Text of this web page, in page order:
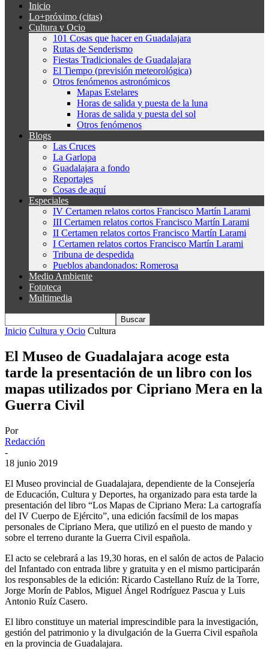
Inicio
Lo+próximo (citas)
Cultura y Ocio
101 Cosas que hacer en Guadalajara
Rutas de Senderismo
Fiestas Tradicionales de Guadalajara
El Tiempo (previsión meteorológica)
Otros fenómenos astronómicos
Mapas Estelares
Horas de salida y puesta de la luna
Horas de salida y puesta del sol
Otros fenómenos
Blogs
Las Cruces
La Garlopa
Guadalajara a fondo
Reportajes
Cosas de aquí
Especiales
IV Certamen relatos cortos Francisco Martín Larami
III Certamen relatos cortos Francisco Martín Larami
II Certamen relatos cortos Francisco Martín Larami
I Certamen relatos cortos Francisco Martín Larami
Tribuna de despedida
Pueblos abandonados: Romerosa
Medio Ambiente
Fototeca
Multimedia
Inicio Cultura y Ocio Cultura
El Museo de Guadalajara acoge esta
tarde la presentación de un libro con los
mapas utilizados por Cipriano Mera en la
Guerra Civil
Por
Redacción
-
18 junio 2019
El Museo provincial de Guadalajara, dependiente de la Consejería
de Educación, Cultura y Deportes, ha organizado para esta tarde la
presentación del libro “Los Mapas de Cipriano Mera: La cartografía
del IV Cuerpo de Ejército”, una edición facsímil de los mapas
personales de Cipriano Mera, que utilizó en el puesto de mando y
sobre el terreno durante la Guerra Civil española.
El acto se celebrará a las 19,30 horas, en el salón de actos de Palacio
del Infantado con entrada libre y gratuita y en el mismo participarán
los responsables de la edición: Ricardo Castellano Ruíz de la Torre,
Jorge Morín de Pablos, Miguel Ángel Rodríguez Pascua y Luis
Antonio Ruíz Casero.
El libro constituye un material imprescindible para la investigación,
gestión del patrimonio y la divulgación de la Guerra Civil española
en la provincia de Guadalajara.